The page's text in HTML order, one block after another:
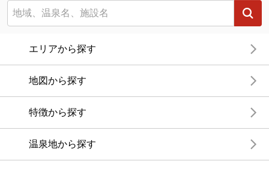
エリアから探す
地図から探す
特徴から探す
温泉地から探す